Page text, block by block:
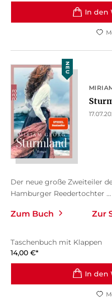
In den
NEU
Der neue große Zweiteiler
Hamburger Reedertochter ...
Zum Buch Zur
Taschenbuch mit Klappen
14,00 €*
In den